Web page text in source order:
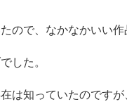
ので、なかなかいい作
した。
は知っていたのです